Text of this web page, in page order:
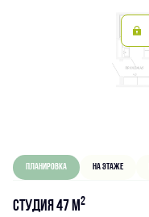
Планировка На этаже
Студия 47 м2